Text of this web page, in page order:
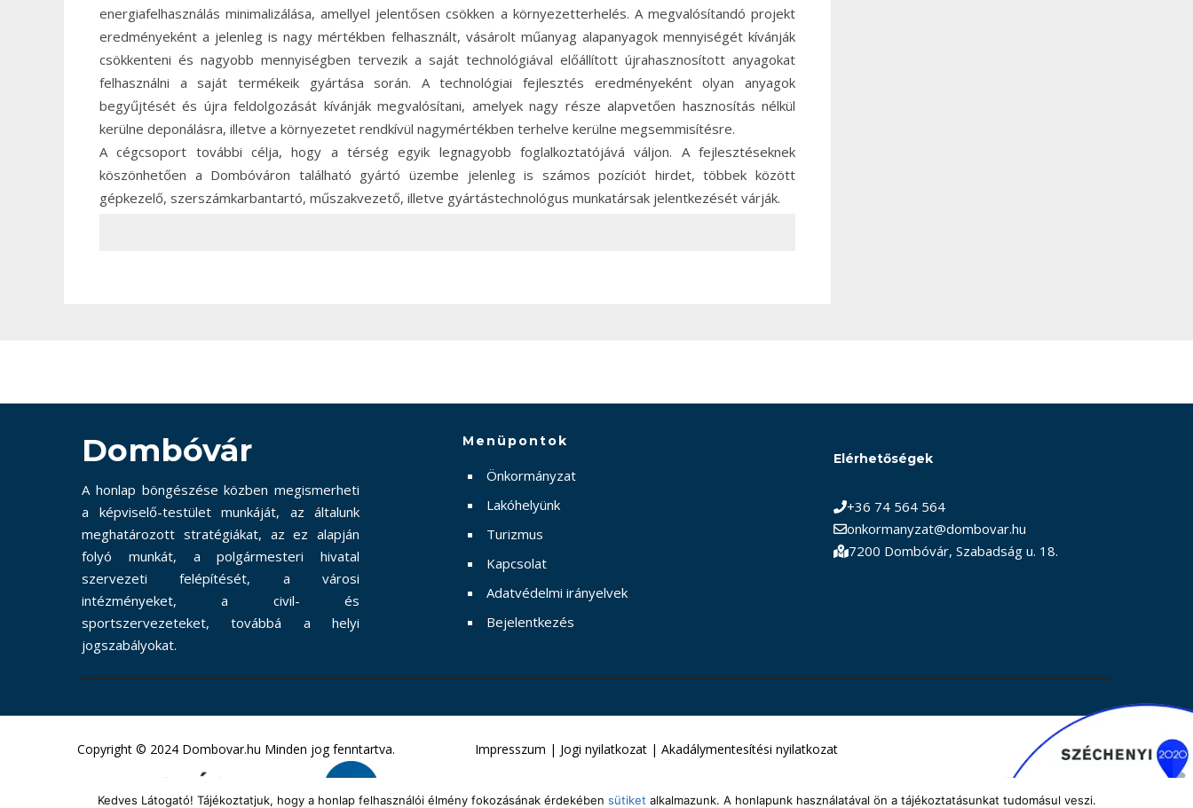
energiafelhasználás minimalizálása, amellyel jelentősen csökken a környezetterhelés. A megvalósítandó projekt
eredményeként a jelenleg is nagy mértékben felhasznált, vásárolt műanyag alapanyagok mennyiségét kívánják
csökkenteni és nagyobb mennyiségben tervezik a saját technológiával előállított újrahasznosított anyagokat
felhasználni a saját termékeik gyártása során. A technológiai fejlesztés eredményeként olyan anyagok
begyűjtését és újra feldolgozását kívánják megvalósítani, amelyek nagy része alapvetően hasznosítás nélkül
kerülne deponálásra, illetve a környezetet rendkívül nagymértékben terhelve kerülne megsemmisítésre.
A cégcsoport további célja, hogy a térség egyik legnagyobb foglalkoztatójává váljon. A fejlesztéseknek
köszönhetően a Dombóváron található gyártó üzembe jelenleg is számos pozíciót hirdet, többek között
gépkezelő, szerszámkarbantartó, műszakvezető, illetve gyártástechnológus munkatársak jelentkezését várják.
Dombóvár
A honlap böngészése közben megismerheti
a képviselő-testület munkáját, az általunk
meghatározott stratégiákat, az ez alapján
folyó munkát, a polgármesteri hivatal
szervezeti felépítését, a városi
intézményeket, a civil- és
sportszervezeteket, továbbá a helyi
jogszabályokat.
Menüpontok
Önkormányzat
Lakóhelyünk
Turizmus
Kapcsolat
Adatvédelmi irányelvek
Bejelentkezés
Elérhetőségek
+36 74 564 564
onkormanyzat@dombovar.hu
7200 Dombóvár, Szabadság u. 18.
Copyright © 2024 Dombovar.hu Minden jog fenntartva. Impresszum | Jogi nyilatkozat | Akadálymentesítési nyilatkozat
Kedves Látogató! Tájékoztatjuk, hogy a honlap felhasználói élmény fokozásának érdekében sütiket alkalmazunk. A honlapunk használatával ön a tájékoztatásunkat tudomásul veszi.